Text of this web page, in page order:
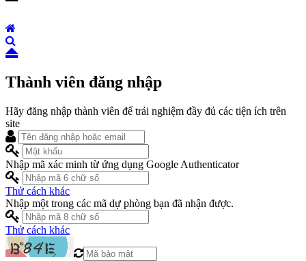
Thành viên đăng nhập
Hãy đăng nhập thành viên để trải nghiệm đầy đủ các tiện ích trên
site
Nhập mã xác minh từ ứng dụng Google Authenticator
Thử cách khác
Nhập một trong các mã dự phòng bạn đã nhận được.
Thử cách khác